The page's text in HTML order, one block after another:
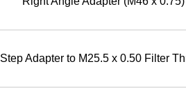
Step Adapter to M25.5 x 0.50 Filter